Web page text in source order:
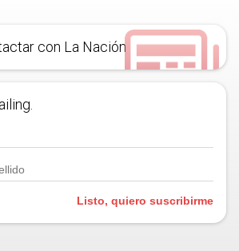
con La Nación
Listo, quiero suscribirme